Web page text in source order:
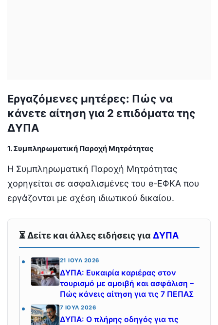
Εργαζόμενες μητέρες: Πώς να
κάνετε αίτηση για 2 επιδόματα της
ΔΥΠΑ
1. Συμπληρωματική Παροχή Μητρότητας
Η Συμπληρωματική Παροχή Μητρότητας
χορηγείται σε ασφαλισμένες του e-ΕΦΚΑ που
εργάζονται με σχέση ιδιωτικού δικαίου.
⏳ Δείτε και άλλες ειδήσεις για ΔΥΠΑ
21 ΙΟΎΛ 2026
ΔΥΠΑ: Ευκαιρία καριέρας στον
τουρισμό με αμοιβή και ασφάλιση –
Πώς κάνεις αίτηση για τις 7 ΠΕΠΑΣ
7 ΙΟΎΛ 2026
ΔΥΠΑ: Ο πλήρης οδηγός για τις